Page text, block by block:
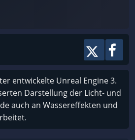
entwickelte Unreal Engine 3.
Darstellung der Licht- und
auch an Wassereffekten und